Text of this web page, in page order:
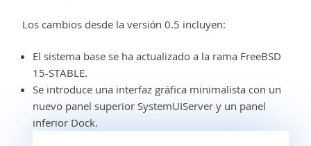
Los cambios desde la versión 0.5 incluyen:
El sistema base se ha actualizado a la rama FreeBSD
15-STABLE.
Se introduce una interfaz gráfica minimalista con un
nuevo panel superior SystemUIServer y un panel
inferior Dock.